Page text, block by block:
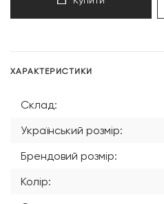
ХАРАКТЕРИСТИКИ
Склад:
Український розмір:
Брендовий розмір:
Колір: